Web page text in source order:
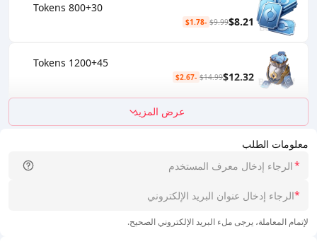
معلومات الطلب
*
*
لإتمام المعاملة، يرجى ملء البريد الإلكتروني الصحيح.
800+30 Tokens
$8.21
$9.99
-$1.78
1200+45 Tokens
$12.32
$14.99
-$2.67
عرض المزيد